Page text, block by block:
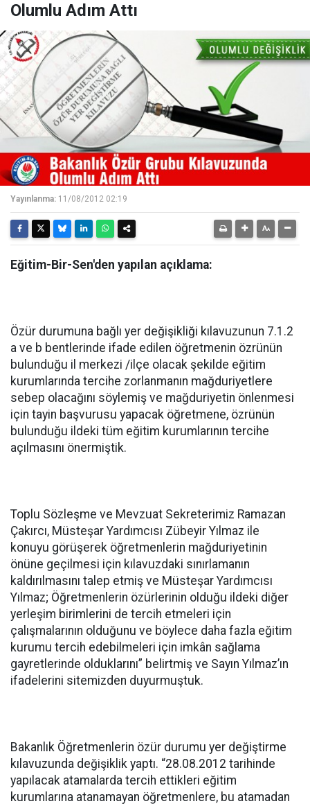
Olumlu Adım Attı
Yayınlanma: 11/08/2012 02:19
Eğitim-Bir-Sen'den yapılan açıklama:
Özür durumuna bağlı yer değişikliği kılavuzunun 7.1.2
a ve b bentlerinde ifade edilen öğretmenin özrünün
bulunduğu il merkezi /ilçe olacak şekilde eğitim
kurumlarında tercihe zorlanmanın mağduriyetlere
sebep olacağını söylemiş ve mağduriyetin önlenmesi
için tayin başvurusu yapacak öğretmene, özrünün
bulunduğu ildeki tüm eğitim kurumlarının tercihe
açılmasını önermiştik.
Toplu Sözleşme ve Mevzuat Sekreterimiz Ramazan
Çakırcı, Müsteşar Yardımcısı Zübeyir Yılmaz ile
konuyu görüşerek öğretmenlerin mağduriyetinin
önüne geçilmesi için kılavuzdaki sınırlamanın
kaldırılmasını talep etmiş ve Müsteşar Yardımcısı
Yılmaz; Öğretmenlerin özürlerinin olduğu ildeki diğer
yerleşim birimlerini de tercih etmeleri için
çalışmalarının olduğunu ve böylece daha fazla eğitim
kurumu tercih edebilmeleri için imkân sağlama
gayretlerinde olduklarını” belirtmiş ve Sayın Yılmaz’ın
ifadelerini sitemizden duyurmuştuk.
Bakanlık Öğretmenlerin özür durumu yer değiştirme
kılavuzunda değişiklik yaptı. “28.08.2012 tarihinde
yapılacak atamalarda tercih ettikleri eğitim
kurumlarına atanamayan öğretmenlere, bu atamadan